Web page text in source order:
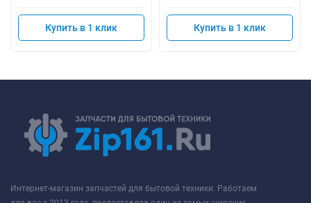
Купить в 1 клик Купить в 1 клик
Интернет-магазин запчастей для бытовой техники. Работаем